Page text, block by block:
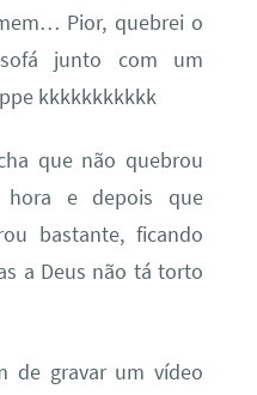
Pior, quebrei o
junto com um
kkkkkkkkkkk
que não quebrou
e depois que
bastante, ficando
a Deus não tá torto
de gravar um vídeo